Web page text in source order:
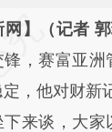
结开头增加
于
网】（记者
锋，赛富亚
，他对财新
来谈，大家